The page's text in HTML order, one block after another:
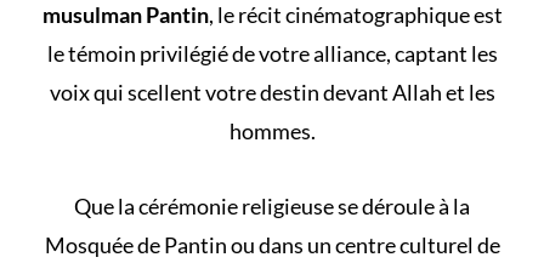
musulman Pantin, le récit cinématographique est
le témoin privilégié de votre alliance, captant les
voix qui scellent votre destin devant Allah et les
hommes.
Que la cérémonie religieuse se déroule à la
Mosquée de Pantin ou dans un centre culturel de